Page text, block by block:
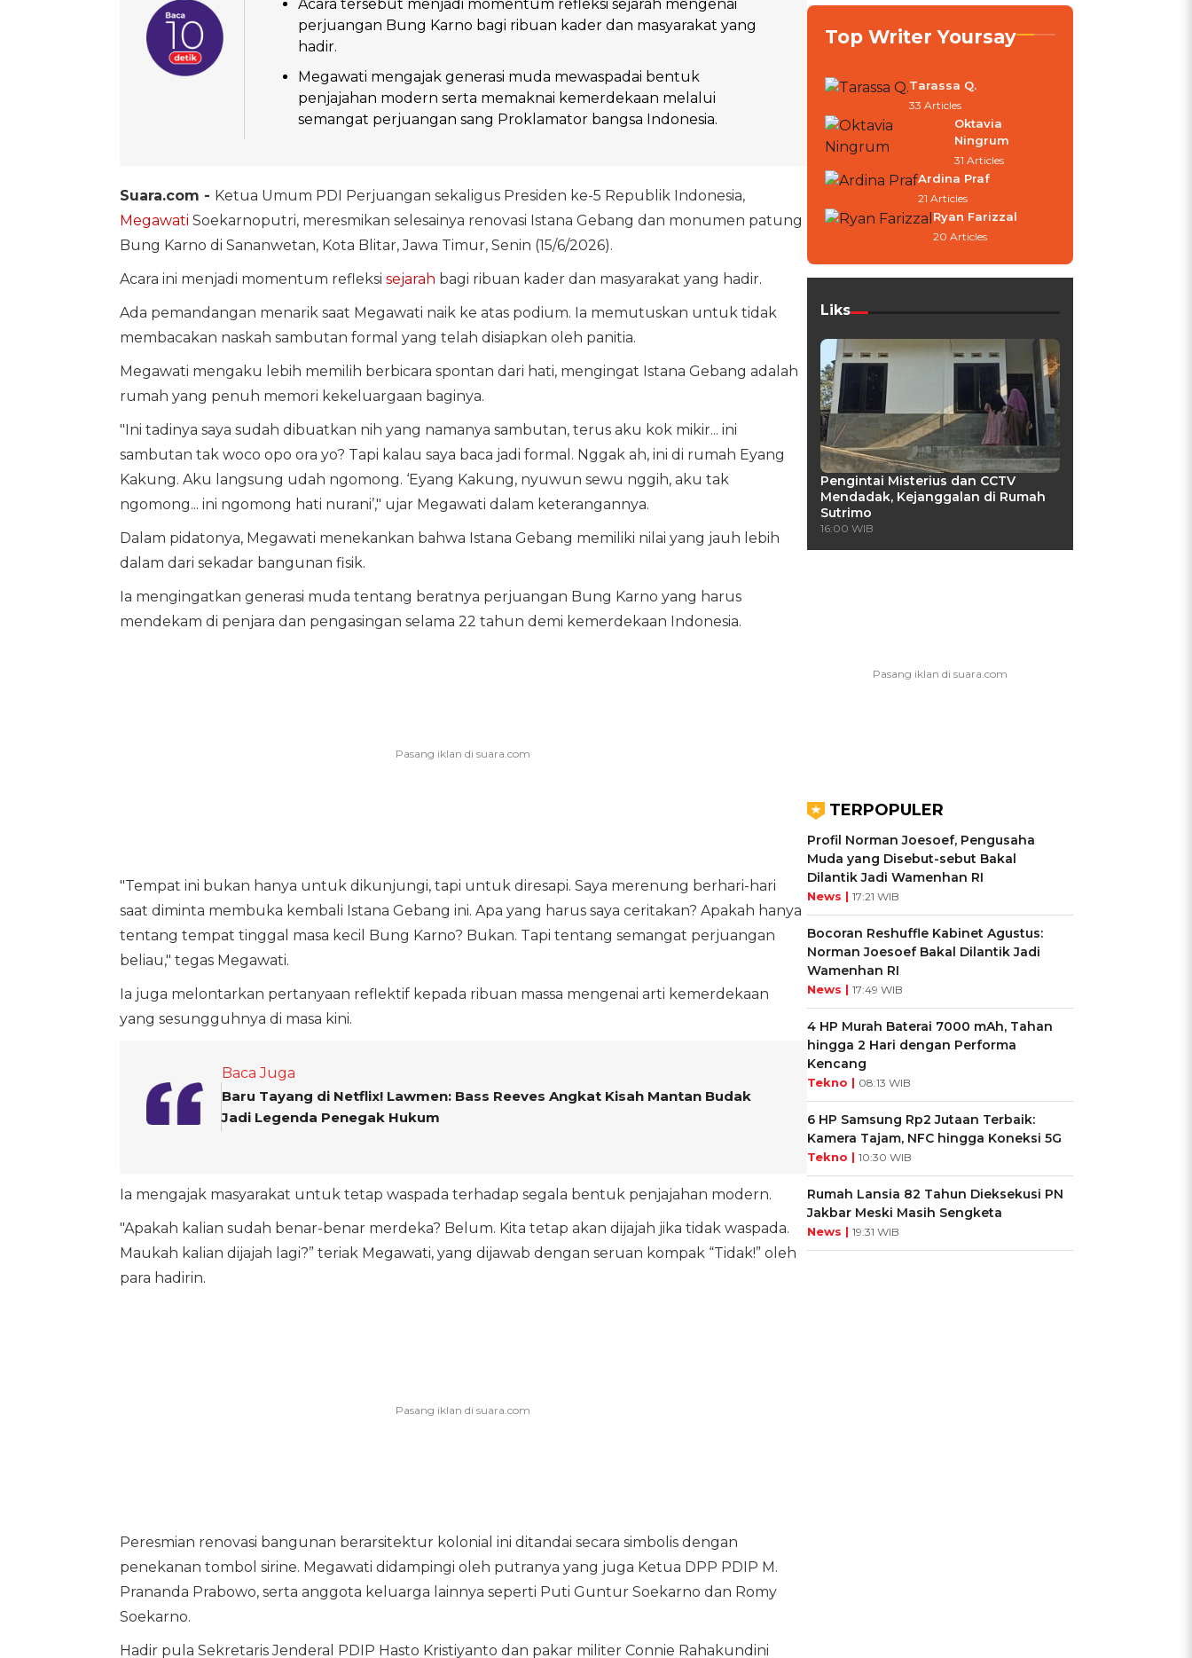
Acara tersebut menjadi momentum refleksi sejarah mengenai
perjuangan Bung Karno bagi ribuan kader dan masyarakat yang
hadir.
Megawati mengajak generasi muda mewaspadai bentuk
penjajahan modern serta memaknai kemerdekaan melalui
semangat perjuangan sang Proklamator bangsa Indonesia.
Suara.com - Ketua Umum PDI Perjuangan sekaligus Presiden ke-5 Republik Indonesia,
Megawati Soekarnoputri, meresmikan selesainya renovasi Istana Gebang dan monumen patung
Bung Karno di Sananwetan, Kota Blitar, Jawa Timur, Senin (15/6/2026).
Acara ini menjadi momentum refleksi sejarah bagi ribuan kader dan masyarakat yang hadir.
Ada pemandangan menarik saat Megawati naik ke atas podium. Ia memutuskan untuk tidak
membacakan naskah sambutan formal yang telah disiapkan oleh panitia.
Megawati mengaku lebih memilih berbicara spontan dari hati, mengingat Istana Gebang adalah
rumah yang penuh memori kekeluargaan baginya.
"Ini tadinya saya sudah dibuatkan nih yang namanya sambutan, terus aku kok mikir... ini
sambutan tak woco opo ora yo? Tapi kalau saya baca jadi formal. Nggak ah, ini di rumah Eyang
Kakung. Aku langsung udah ngomong. ‘Eyang Kakung, nyuwun sewu nggih, aku tak
ngomong... ini ngomong hati nurani’," ujar Megawati dalam keterangannya.
Dalam pidatonya, Megawati menekankan bahwa Istana Gebang memiliki nilai yang jauh lebih
dalam dari sekadar bangunan fisik.
Ia mengingatkan generasi muda tentang beratnya perjuangan Bung Karno yang harus
mendekam di penjara dan pengasingan selama 22 tahun demi kemerdekaan Indonesia.
"Tempat ini bukan hanya untuk dikunjungi, tapi untuk diresapi. Saya merenung berhari-hari
saat diminta membuka kembali Istana Gebang ini. Apa yang harus saya ceritakan? Apakah hanya
tentang tempat tinggal masa kecil Bung Karno? Bukan. Tapi tentang semangat perjuangan
beliau," tegas Megawati.
Ia juga melontarkan pertanyaan reflektif kepada ribuan massa mengenai arti kemerdekaan
yang sesungguhnya di masa kini.
Baca Juga
Baru Tayang di Netflix! Lawmen: Bass Reeves Angkat Kisah Mantan Budak
Jadi Legenda Penegak Hukum
Ia mengajak masyarakat untuk tetap waspada terhadap segala bentuk penjajahan modern.
"Apakah kalian sudah benar-benar merdeka? Belum. Kita tetap akan dijajah jika tidak waspada.
Maukah kalian dijajah lagi?” teriak Megawati, yang dijawab dengan seruan kompak “Tidak!” oleh
para hadirin.
Peresmian renovasi bangunan berarsitektur kolonial ini ditandai secara simbolis dengan
penekanan tombol sirine. Megawati didampingi oleh putranya yang juga Ketua DPP PDIP M.
Prananda Prabowo, serta anggota keluarga lainnya seperti Puti Guntur Soekarno dan Romy
Soekarno.
Hadir pula Sekretaris Jenderal PDIP Hasto Kristiyanto dan pakar militer Connie Rahakundini
Top Writer Yoursay
Tarassa Q.
33 Articles
Oktavia
Ningrum
31 Articles
Ardina Praf
21 Articles
Ryan Farizzal
20 Articles
Liks
Pengintai Misterius dan CCTV
Mendadak, Kejanggalan di Rumah
Sutrimo
16:00 WIB
TERPOPULER
Profil Norman Joesoef, Pengusaha
Muda yang Disebut-sebut Bakal
Dilantik Jadi Wamenhan RI
News | 17:21 WIB
Bocoran Reshuffle Kabinet Agustus:
Norman Joesoef Bakal Dilantik Jadi
Wamenhan RI
News | 17:49 WIB
4 HP Murah Baterai 7000 mAh, Tahan
hingga 2 Hari dengan Performa
Kencang
Tekno | 08:13 WIB
6 HP Samsung Rp2 Jutaan Terbaik:
Kamera Tajam, NFC hingga Koneksi 5G
Tekno | 10:30 WIB
Rumah Lansia 82 Tahun Dieksekusi PN
Jakbar Meski Masih Sengketa
News | 19:31 WIB